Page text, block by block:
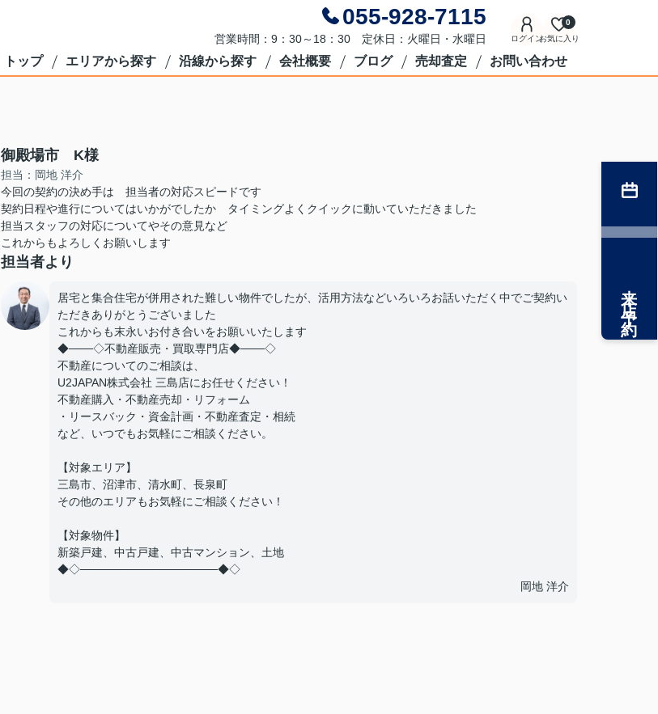
055-928-7115
営業時間：9：30～18：30 定休日：火曜日・水曜日 ログインお気に入り
0
トップ エリアから探す 沿線から探す 会社概要 ブログ 売却査定 お問い合わせ
御殿場市 K様
担当：岡地 洋介
今回の契約の決め手は 担当者の対応スピードです
契約日程や進行についてはいかがでしたか タイミングよくクイックに動いていただきました
担当スタッフの対応についてやその意見など
これからもよろしくお願いします
担当者より
居宅と集合住宅が併用された難しい物件でしたが、活用方法などいろいろお話いただく中でご契約い
ただきありがとうございました
これからも末永いお付き合いをお願いいたします
◆───◇不動産販売・買取専門店◆───◇
不動産についてのご相談は、
U2JAPAN株式会社 三島店にお任せください！
不動産購入・不動産売却・リフォーム
・リースバック・資金計画・不動産査定・相続
など、いつでもお気軽にご相談ください。
【対象エリア】
三島市、沼津市、清水町、長泉町
その他のエリアもお気軽にご相談ください！
【対象物件】
新築戸建、中古戸建、中古マンション、土地
◆◇─────────────────◆◇
岡地 洋介
来店予約